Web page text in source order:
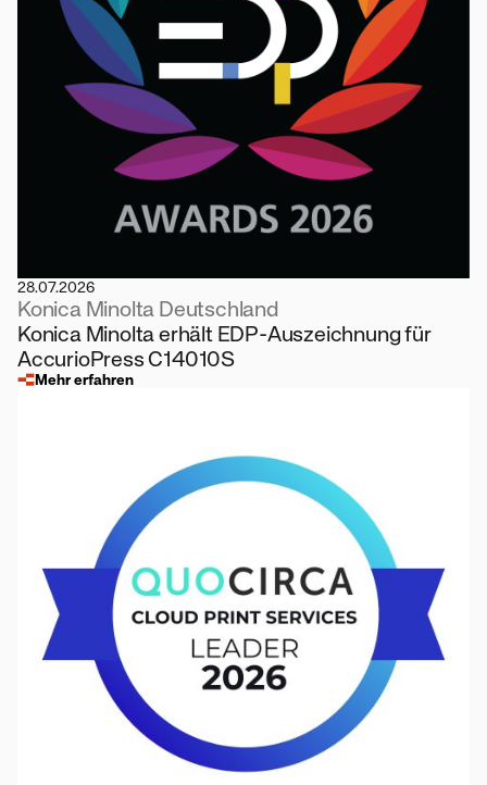
28.07.2026
Konica Minolta Deutschland
Konica Minolta erhält EDP-Auszeichnung für
AccurioPress C14010S
Mehr erfahren